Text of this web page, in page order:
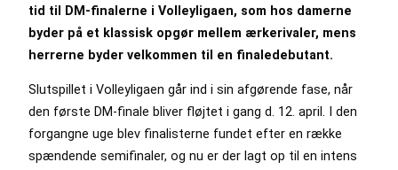
tid til DM-finalerne i Volleyligaen, som hos damerne
byder på et klassisk opgør mellem ærkerivaler, mens
herrerne byder velkommen til en finaledebutant.
Slutspillet i Volleyligaen går ind i sin afgørende fase, når
den første DM-finale bliver fløjtet i gang d. 12. april. I den
forgangne uge blev finalisterne fundet efter en række
spændende semifinaler, og nu er der lagt op til en intens